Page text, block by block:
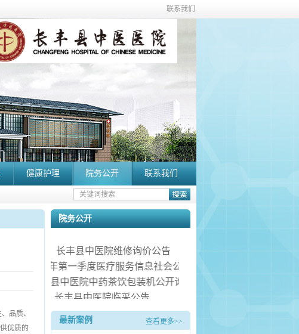
联系我们
健康护理 院务公开 联系我们
院务公开
长丰县中医院维修询价公告
县中医院2026年第一季度医疗服务信息社会公开
长丰县中医院中药茶饮包装机公开询价公告
长丰县中医院临采公告
长丰县中医院询价公告
器安装服务项目（二次） 中标候选人公示
最新案例 查看更多>>
品质、
优质的